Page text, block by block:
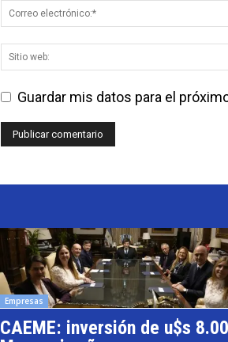
Guardar mis datos para el
Empresas
CAEME: inversión de u$s